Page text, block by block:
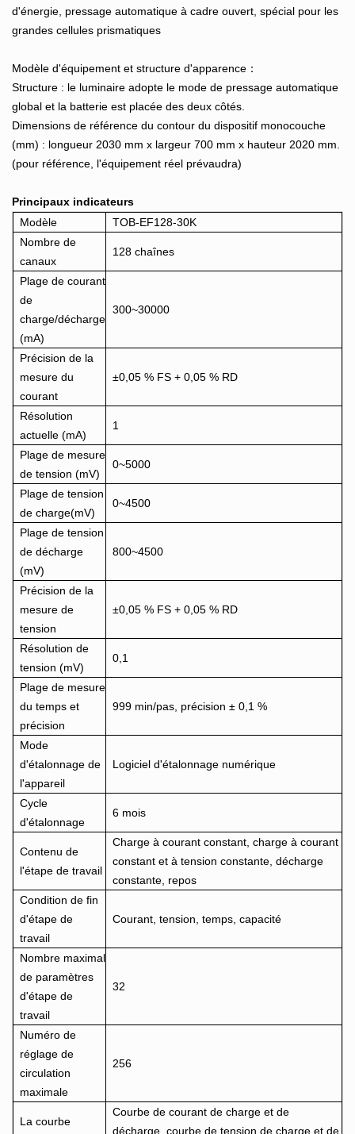
d'énergie, pressage automatique à cadre ouvert, spécial pour les
grandes cellules prismatiques
Modèle d'équipement et structure d'apparence：
Structure : le luminaire adopte le mode de pressage automatique
global et la batterie est placée des deux côtés.
Dimensions de référence du contour du dispositif monocouche
(mm) : longueur 2030 mm x largeur 700 mm x hauteur 2020 mm.
(pour référence, l'équipement réel prévaudra)
Principaux indicateurs
Modèle
TOB-EF128-30K
Nombre de
canaux
128 chaînes
Plage de courant
de
charge/décharge
(mA)
300~30000
Précision de la
mesure du
courant
±0,05 % FS + 0,05 % RD
Résolution
actuelle (mA)
1
Plage de mesure
de tension (mV)
0~5000
Plage de tension
de charge(mV)
0~4500
Plage de tension
de décharge
(mV)
800~4500
Précision de la
mesure de
tension
±0,05 % FS + 0,05 % RD
Résolution de
tension (mV)
0,1
Plage de mesure
du temps et
précision
999 min/pas, précision ± 0,1 %
Mode
d'étalonnage de
l'appareil
Logiciel d'étalonnage numérique
Cycle
d'étalonnage
6 mois
Contenu de
l'étape de travail
Charge à courant constant, charge à courant
constant et à tension constante, décharge
constante, repos
Condition de fin
d'étape de
travail
Courant, tension, temps, capacité
Nombre maximal
de paramètres
d'étape de
travail
32
Numéro de
réglage de
circulation
maximale
256
La courbe
Courbe de courant de charge et de
décharge, courbe de tension de charge et de